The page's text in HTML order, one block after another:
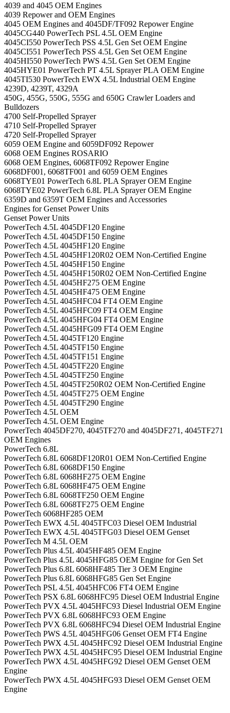
4039 and 4045 OEM Engines
4039 Repower and OEM Engines
4045 OEM Engines and 4045DF/TF092 Repower Engine
4045CG440 PowerTech PSL 4.5L OEM Engine
4045CI550 PowerTech PSS 4.5L Gen Set OEM Engine
4045CI551 PowerTech PSS 4.5L Gen Set OEM Engine
4045HI550 PowerTech PWS 4.5L Gen Set OEM Engine
4045HYE01 PowerTech PT 4.5L Sprayer PLA OEM Engine
4045TI530 PowerTech EWX 4.5L Industrial OEM Engine
4239D, 4239T, 4329A
450G, 455G, 550G, 555G and 650G Crawler Loaders and
Bulldozers
4700 Self-Propelled Sprayer
4710 Self-Propelled Sprayer
4720 Self-Propelled Sprayer
6059 OEM Engine and 6059DF092 Repower
6068 OEM Engines ROSARIO
6068 OEM Engines, 6068TF092 Repower Engine
6068DF001, 6068TF001 and 6059 OEM Engines
6068TYE01 PowerTech 6.8L PLA Sprayer OEM Engine
6068TYE02 PowerTech 6.8L PLA Sprayer OEM Engine
6359D and 6359T OEM Engines and Accessories
Engines for Genset Power Units
Genset Power Units
PowerTech 4.5L 4045DF120 Engine
PowerTech 4.5L 4045DF150 Engine
PowerTech 4.5L 4045HF120 Engine
PowerTech 4.5L 4045HF120R02 OEM Non-Certified Engine
PowerTech 4.5L 4045HF150 Engine
PowerTech 4.5L 4045HF150R02 OEM Non-Certified Engine
PowerTech 4.5L 4045HF275 OEM Engine
PowerTech 4.5L 4045HF475 OEM Engine
PowerTech 4.5L 4045HFC04 FT4 OEM Engine
PowerTech 4.5L 4045HFC09 FT4 OEM Engine
PowerTech 4.5L 4045HFG04 FT4 OEM Engine
PowerTech 4.5L 4045HFG09 FT4 OEM Engine
PowerTech 4.5L 4045TF120 Engine
PowerTech 4.5L 4045TF150 Engine
PowerTech 4.5L 4045TF151 Engine
PowerTech 4.5L 4045TF220 Engine
PowerTech 4.5L 4045TF250 Engine
PowerTech 4.5L 4045TF250R02 OEM Non-Certified Engine
PowerTech 4.5L 4045TF275 OEM Engine
PowerTech 4.5L 4045TF290 Engine
PowerTech 4.5L OEM
PowerTech 4.5L OEM Engine
PowerTech 4045DF270, 4045TF270 and 4045DF271, 4045TF271
OEM Engines
PowerTech 6.8L
PowerTech 6.8L 6068DF120R01 OEM Non-Certified Engine
PowerTech 6.8L 6068DF150 Engine
PowerTech 6.8L 6068HF275 OEM Engine
PowerTech 6.8L 6068HF475 OEM Engine
PowerTech 6.8L 6068TF250 OEM Engine
PowerTech 6.8L 6068TF275 OEM Engine
PowerTech 6068HF285 OEM
PowerTech EWX 4.5L 4045TFC03 Diesel OEM Industrial
PowerTech EWX 4.5L 4045TFG03 Diesel OEM Genset
PowerTech M 4.5L OEM
PowerTech Plus 4.5L 4045HF485 OEM Engine
PowerTech Plus 4.5L 4045HFG85 OEM Engine for Gen Set
PowerTech Plus 6.8L 6068HF485 Tier 3 OEM Engine
PowerTech Plus 6.8L 6068HFG85 Gen Set Engine
PowerTech PSL 4.5L 4045HFC06 FT4 OEM Engine
PowerTech PSX 6.8L 6068HFC95 Diesel OEM Industrial Engine
PowerTech PVX 4.5L 4045HFC93 Diesel Industrial OEM Engine
PowerTech PVX 6.8L 6068HFC93 OEM Engine
PowerTech PVX 6.8L 6068HFC94 Diesel OEM Industrial Engine
PowerTech PWS 4.5L 4045HFG06 Genset OEM FT4 Engine
PowerTech PWX 4.5L 4045HFC92 Diesel OEM Industrial Engine
PowerTech PWX 4.5L 4045HFC95 Diesel OEM Industrial Engine
PowerTech PWX 4.5L 4045HFG92 Diesel OEM Genset OEM
Engine
PowerTech PWX 4.5L 4045HFG93 Diesel OEM Genset OEM
Engine